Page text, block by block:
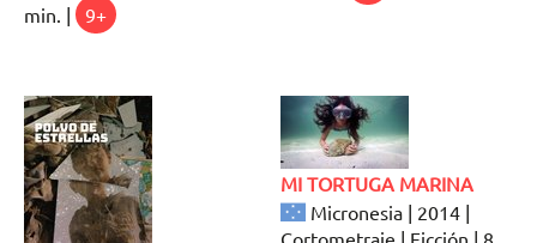
min. |
9+
MI TORTUGA MARINA
Micronesia | 2014 |
Cortometraje | Ficción | 8